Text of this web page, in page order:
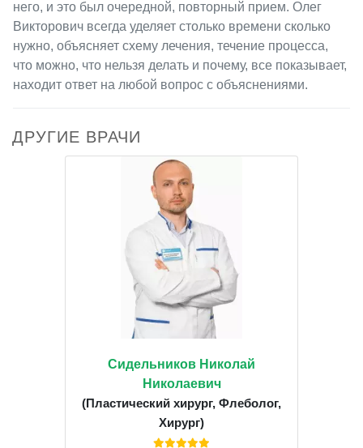
него, и это был очередной, повторный прием. Олег
Викторович всегда уделяет столько времени сколько
нужно, объясняет схему лечения, течение процесса,
что можно, что нельзя делать и почему, все показывает,
находит ответ на любой вопрос с объяснениями.
ДРУГИЕ ВРАЧИ
Сидельников Николай
Николаевич
(Пластический хирург, Флеболог,
Хирург)